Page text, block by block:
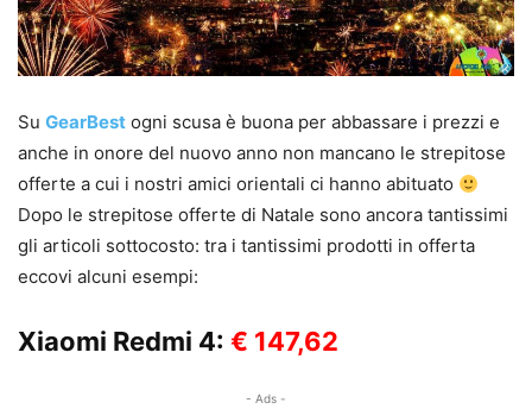
Su GearBest ogni scusa è buona per abbassare i prezzi e
anche in onore del nuovo anno non mancano le strepitose
offerte a cui i nostri amici orientali ci hanno abituato
Dopo le strepitose offerte di Natale sono ancora tantissimi
gli articoli sottocosto: tra i tantissimi prodotti in offerta
eccovi alcuni esempi:
Xiaomi Redmi 4: € 147,62
- Ads -